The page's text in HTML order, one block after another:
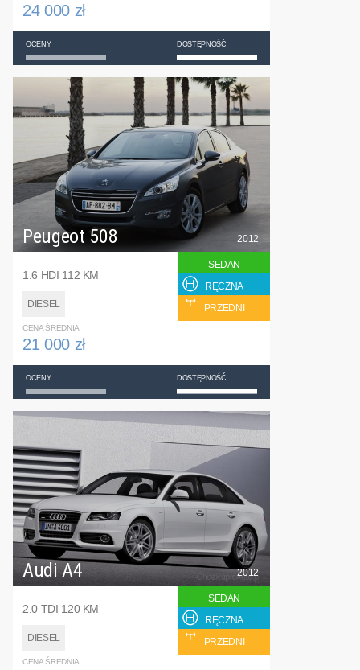
24 000 zł
OCENY DOSTĘPNOŚĆ
Peugeot 508
1.6 HDI 112 KM
DIESEL
2012
SEDAN
RĘCZNA
PRZEDNI
CENA ŚREDNIA
21 000 zł
OCENY DOSTĘPNOŚĆ
Audi A4
2.0 TDI 120 KM
DIESEL
2012
SEDAN
RĘCZNA
PRZEDNI
CENA ŚREDNIA